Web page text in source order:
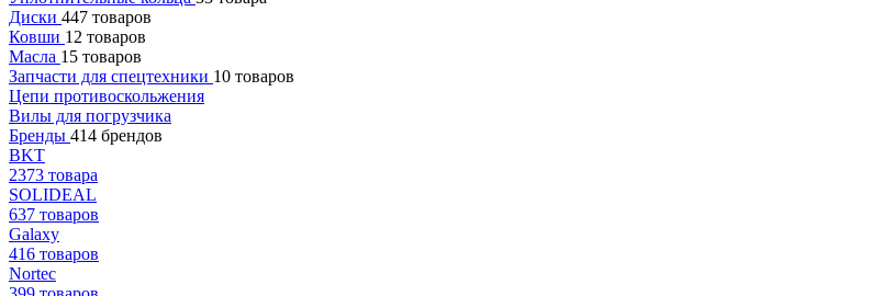
Диски 447 товаров
Ковши 12 товаров
Масла 15 товаров
Запчасти для спецтехники 10 товаров
Цепи противоскольжения
Вилы для погрузчика
Бренды 414 брендов
BKT
2373 товара
SOLIDEAL
637 товаров
Galaxy
416 товаров
Nortec